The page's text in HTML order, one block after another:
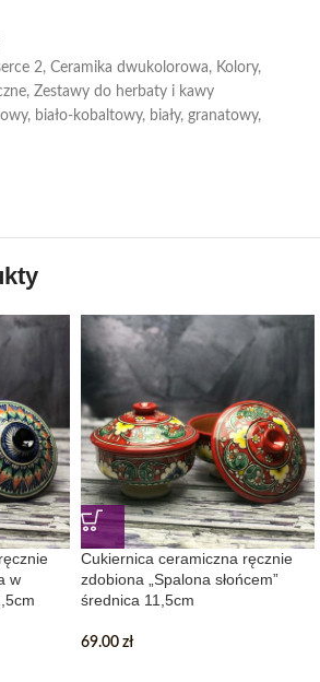
2, Ceramika dwukolorowa, Kolory,
, Zestawy do herbaty i kawy
, biało-kobaltowy, biały, granatowy,
w
Cukiernica ceramiczna ręcznie
zdobiona „Spalona słońcem”
średnica 11,5cm
69.00 zł